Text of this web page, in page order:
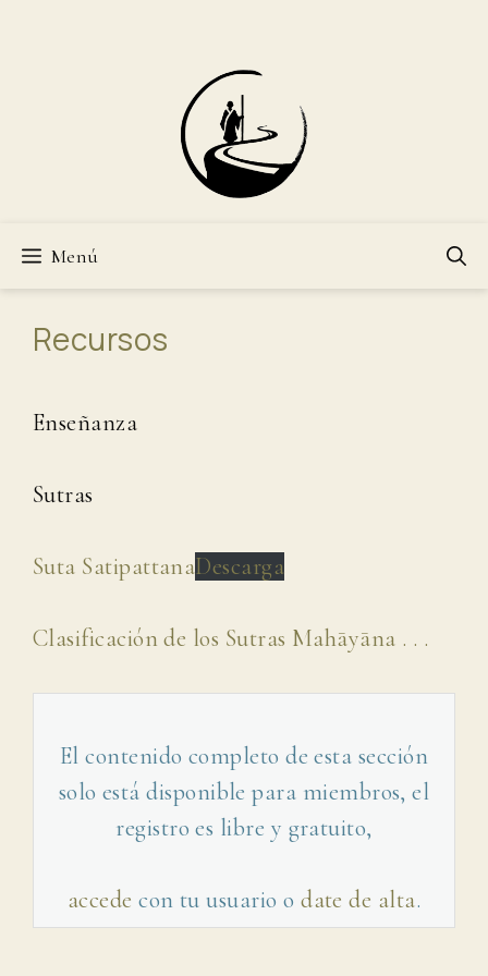
Menú
Recursos
Enseñanza
Sutras
Suta SatipattanaDescarga
Clasificación de los Sutras Mahāyāna . . .
El contenido completo de esta sección
solo está disponible para miembros, el
registro es libre y gratuito,
accede con tu usuario odate de alta.